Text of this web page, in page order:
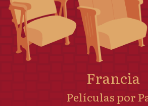
Francia
Películas por